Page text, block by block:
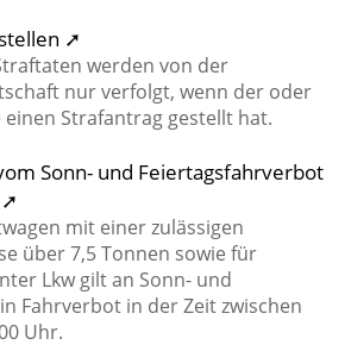
➚
werden von der
nur verfolgt, wenn der oder
einen Strafantrag gestellt hat.
Sonn- und Feiertagsfahrverbot
mit einer zulässigen
über 7,5 Tonnen sowie für
Lkw gilt an Sonn- und
Fahrverbot in der Zeit zwischen
Uhr.